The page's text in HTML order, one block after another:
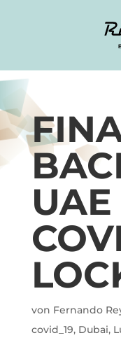
von Fernando
covid_19, Dubai,